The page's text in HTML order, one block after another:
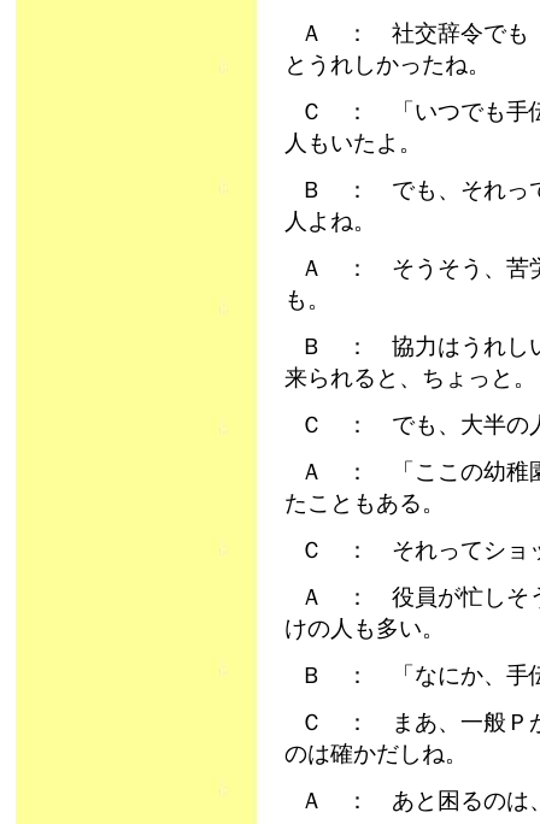
Ａ ： 社交辞令でも
とうれしかったね。
Ｃ ： 「いつでも手
人もいたよ。
Ｂ ： でも、それっ
人よね。
Ａ ： そうそう、苦
も。
Ｂ ： 協力はうれし
来られると、ちょっと。
Ｃ ： でも、大半の
Ａ ： 「ここの幼稚
たこともある。
Ｃ ： それってショ
Ａ ： 役員が忙しそ
けの人も多い。
Ｂ ： 「なにか、手
Ｃ ： まあ、一般Ｐ
のは確かだしね。
Ａ ： あと困るのは